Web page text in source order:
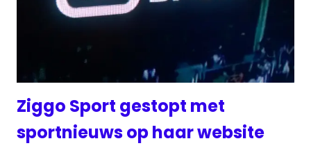
Ziggo Sport gestopt met
sportnieuws op haar website